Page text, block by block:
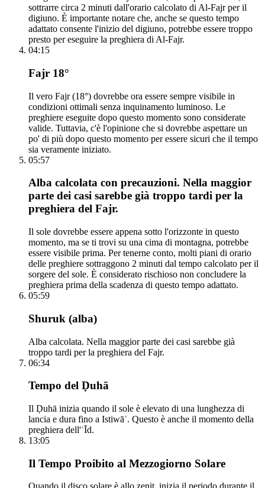
sottrarre circa 2 minuti dall'orario calcolato di Al-Fajr per il
digiuno. È importante notare che, anche se questo tempo
adattato consente l'inizio del digiuno, potrebbe essere troppo
presto per eseguire la preghiera di Al-Fajr.
04:15
Fajr 18°
Il vero Fajr (18°) dovrebbe ora essere sempre visibile in
condizioni ottimali senza inquinamento luminoso. Le
preghiere eseguite dopo questo momento sono considerate
valide. Tuttavia, c'è l'opinione che si dovrebbe aspettare un
po' di più dopo questo momento per essere sicuri che il tempo
sia veramente iniziato.
05:57
Alba calcolata con precauzioni. Nella maggior
parte dei casi sarebbe già troppo tardi per la
preghiera del Fajr.
Il sole dovrebbe essere appena sotto l'orizzonte in questo
momento, ma se ti trovi su una cima di montagna, potrebbe
essere visibile prima. Per tenerne conto, molti piani di orario
delle preghiere sottraggono 2 minuti dal tempo calcolato per il
sorgere del sole. È considerato rischioso non concludere la
preghiera prima della scadenza di questo tempo adattato.
05:59
Shuruk (alba)
Alba calcolata. Nella maggior parte dei casi sarebbe già
troppo tardi per la preghiera del Fajr.
06:34
Tempo del Ḍuhā
Il Ḍuhā inizia quando il sole è elevato di una lunghezza di
lancia e dura fino a Istiwāʾ. Questo è anche il momento della
preghiera dell'ʿĪd.
13:05
Il Tempo Proibito al Mezzogiorno Solare